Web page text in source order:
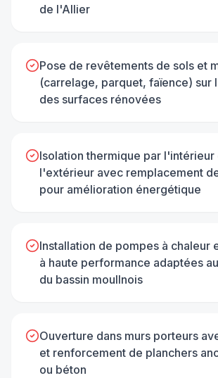
de l'Allier
Pose de revêtements de sols et
(carrelage, parquet, faïence) sur
des surfaces rénovées
Isolation thermique par l'intérieur
l'extérieur avec remplacement
pour amélioration énergétique
Installation de pompes à chaleur
à haute performance adaptées
du bassin moullnois
Ouverture dans murs porteurs
et renforcement de planchers
ou béton